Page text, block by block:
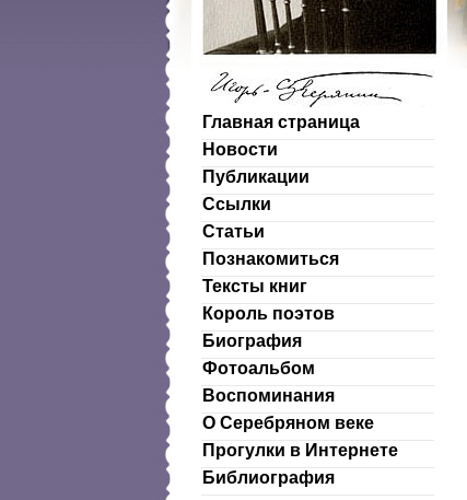
Главная страница
Новости
Публикации
Ссылки
Статьи
Познакомиться
Тексты книг
Король поэтов
Биография
Фотоальбом
Воспоминания
О Серебряном веке
Прогулки в Интернете
Библиография